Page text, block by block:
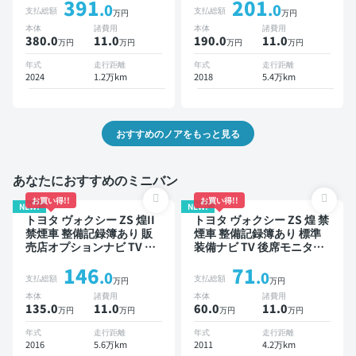
ター オートクルーズ 3列シ
ート スマートキー ETC バ
ックモニター ドライブレコ
ーダー 衝突軽減 7人乗り
支払総額 391.0万円
本体
380.0万円
諸費用
11.0万円
年式
2024
走行距離
1.2万km
ートキー ETC バックモニ
ター ドライブレコーダー
衝突軽減 両側電動スライド
ドア 8人乗り
支払総額 201.0万円
本体
190.0万円
諸費用
11.0万円
年式
2018
走行距離
5.4万km
おすすめのノアをもっと見る
あなたにおすすめのミニバン
NEW!
お買い得!!
トヨタ ヴォクシー ZS 煌II
禁煙車 整備記録簿あり 販
売店オプションナビ TV 後
ートキー ETC バックモニ
ター 衝突軽減 両側電動ス
ライドドア 7人乗り
支払総額 146.0万円
本体
135.0万円
諸費用
11.0万円
年式
2016
走行距離
5.6万km
NEW!
お買い得!!
トヨタ ヴォクシー ZS 煌 禁
煙車 整備記録簿あり 標準
装備ナビ TV 後席モニター
ター 両側電動スライドドア
8人乗り
支払総額 71.0万円
本体
60.0万円
諸費用
11.0万円
年式
2011
走行距離
4.2万km